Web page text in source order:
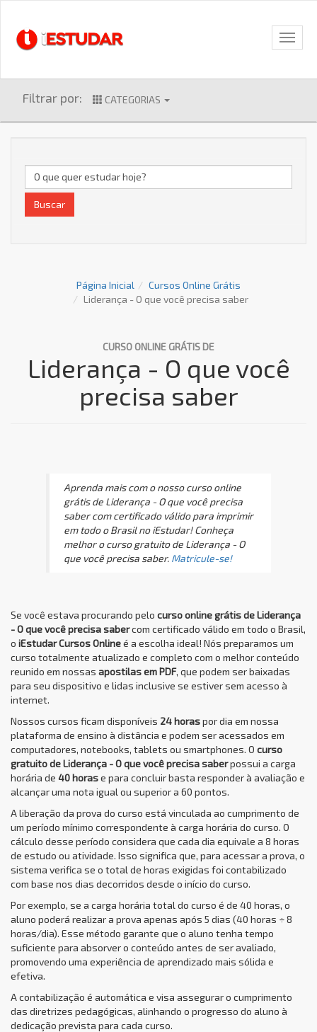
Filtrar por: CATEGORIAS
Buscar
Página Inicial
Cursos Online Grátis
Liderança - O que você precisa saber
CURSO ONLINE GRÁTIS DE
Liderança - O que você
precisa saber
Aprenda mais com o nosso curso online
grátis de Liderança - O que você precisa
saber com certificado válido para imprimir
em todo o Brasil no iEstudar! Conheça
melhor o curso gratuito de Liderança - O
que você precisa saber. Matricule-se!
Se você estava procurando pelo curso online grátis de Liderança
- O que você precisa sabercom certificado válido em todo o Brasil,
o iEstudar Cursos Onlineé a escolha ideal! Nós preparamos um
curso totalmente atualizado e completo com o melhor conteúdo
reunido em nossas apostilas em PDF, que podem ser baixadas
para seu dispositivo e lidas inclusive se estiver sem acesso à
internet.
Nossos cursos ficam disponíveis 24 horaspor dia em nossa
plataforma de ensino à distância e podem ser acessados em
computadores, notebooks, tablets ou smartphones. O curso
gratuito de Liderança - O que você precisa saberpossui a carga
horária de 40 horase para concluir basta responder à avaliação e
alcançar uma nota igual ou superior a 60 pontos.
A liberação da prova do curso está vinculada ao cumprimento de
um período mínimo correspondente à carga horária do curso. O
cálculo desse período considera que cada dia equivale a 8 horas
de estudo ou atividade. Isso significa que, para acessar a prova, o
sistema verifica se o total de horas exigidas foi contabilizado
com base nos dias decorridos desde o início do curso.
Por exemplo, se a carga horária total do curso é de 40 horas, o
aluno poderá realizar a prova apenas após 5 dias (40 horas ÷ 8
horas/dia). Esse método garante que o aluno tenha tempo
suficiente para absorver o conteúdo antes de ser avaliado,
promovendo uma experiência de aprendizado mais sólida e
efetiva.
A contabilização é automática e visa assegurar o cumprimento
das diretrizes pedagógicas, alinhando o progresso do aluno à
dedicação prevista para cada curso.